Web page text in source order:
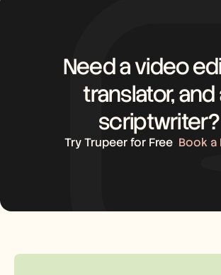
Need a video
translator, and
scriptwriter?
Try Trupeer for Free Book a